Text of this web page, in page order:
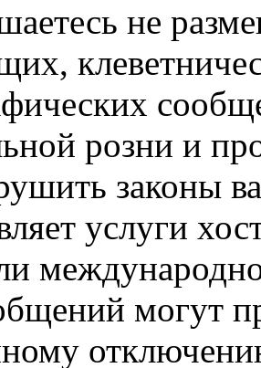
не
розни и
законы
услуги
могут